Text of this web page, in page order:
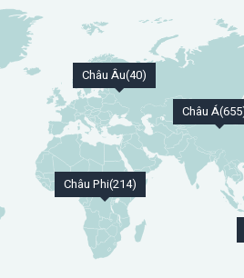
Châu Phi(214)
Châu Âu(40)
Châu